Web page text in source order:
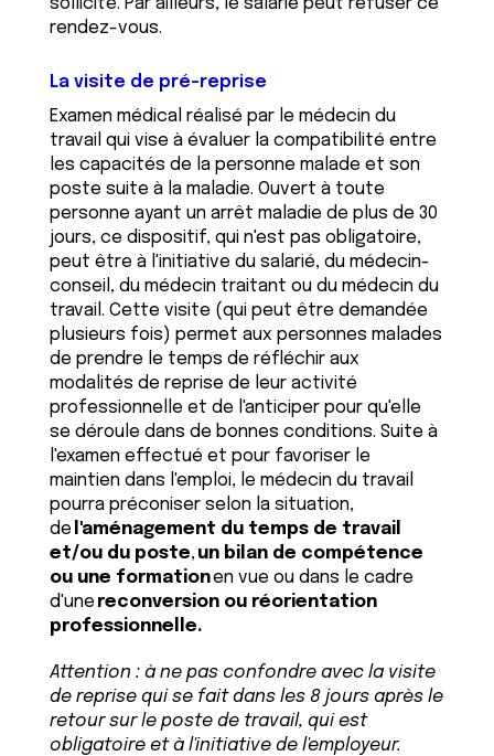
sollicité. Par ailleurs, le salarié peut refuser ce
rendez-vous.
La visite de pré-reprise
Examen médical réalisé par le médecin du
travail qui vise à évaluer la compatibilité entre
les capacités de la personne malade et son
poste suite à la maladie. Ouvert à toute
personne ayant un arrêt maladie de plus de 30
jours, ce dispositif, qui n'est pas obligatoire,
peut être à l'initiative du salarié, du médecin-
conseil, du médecin traitant ou du médecin du
travail. Cette visite (qui peut être demandée
plusieurs fois) permet aux personnes malades
de prendre le temps de réfléchir aux
modalités de reprise de leur activité
professionnelle et de l'anticiper pour qu'elle
se déroule dans de bonnes conditions. Suite à
l'examen effectué et pour favoriser le
maintien dans l'emploi, le médecin du travail
pourra préconiser selon la situation,
de l'aménagement du temps de travail
et/ou du poste,un bilan de compétence
ou une formationen vue ou dans le cadre
d'une reconversion ou réorientation
professionnelle.
Attention : à ne pas confondre avec la visite
de reprise qui se fait dans les 8 jours après le
retour sur le poste de travail, qui est
obligatoire et à l'initiative de l'employeur.